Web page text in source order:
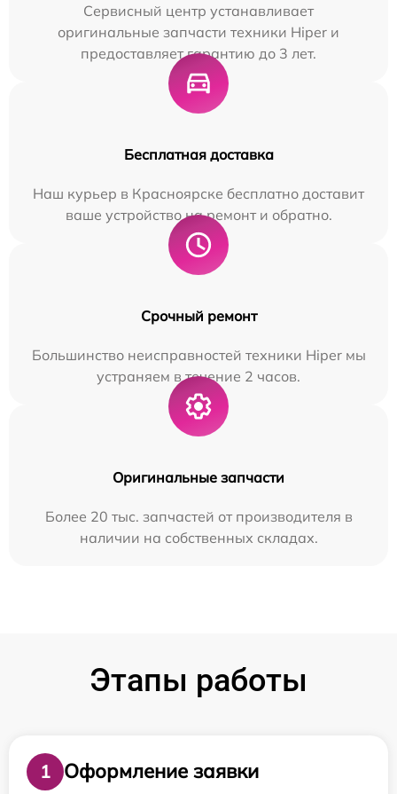
Сервисный центр устанавливает
оригинальные запчасти техники Hiper и
предоставляет гарантию до 3 лет.
Бесплатная доставка
Наш курьер в Красноярске бесплатно доставит
ваше устройство на ремонт и обратно.
Срочный ремонт
Большинство неисправностей техники Hiper мы
устраняем в течение 2 часов.
Оригинальные запчасти
Более 20 тыс. запчастей от производителя в
наличии на собственных складах.
Этапы работы
1
Оформление заявки